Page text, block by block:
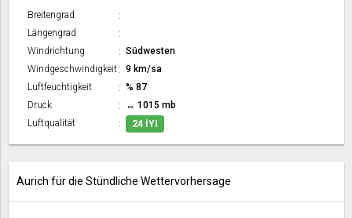
Breitengrad
Längengrad
Windrichtung
Südwesten
Windgeschwindigkeit
9 km/sa
Luftfeuchtigkeit
% 87
Druck
↔ 1015 mb
Luftqualität
24 İYI
Aurich für die Stündliche Wettervorhersage